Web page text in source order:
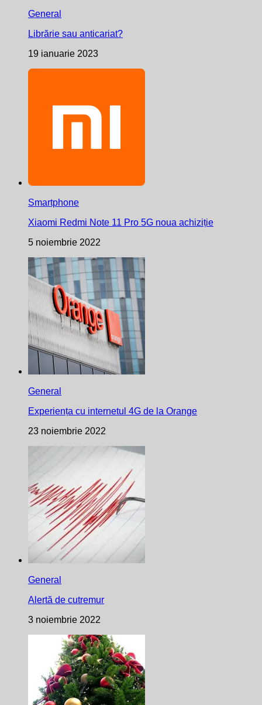
General
Librărie sau anticariat?
19 ianuarie 2023
Smartphone
Xiaomi Redmi Note 11 Pro 5G noua achiziție
5 noiembrie 2022
General
Experiența cu internetul 4G de la Orange
23 noiembrie 2022
General
Alertă de cutremur
3 noiembrie 2022